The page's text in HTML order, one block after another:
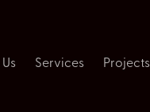
Services Projects